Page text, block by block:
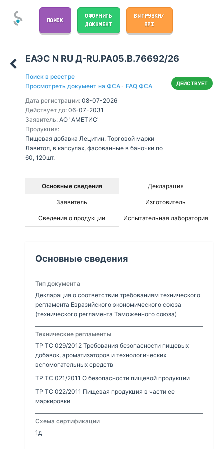
ПОИСК
ОФОРМИТЬ
ДОКУМЕНТ
ВЫГРУЗКА/
API
ЕАЭС N RU Д-RU.РА05.В.76692/26
Поиск в реестре
Просмотреть документ на ФСА · FAQ ФСА
Дата регистрации: 08-07-2026
Действует до: 06-07-2031
Заявитель: АО "АМЕТИС"
Продукция:
Пищевая добавка Лецитин. Торговой марки
Лавитол, в капсулах, фасованные в баночки по
60, 120шт.
ДЕЙСТВУЕТ
Основные сведения Декларация
Заявитель Изготовитель
Сведения о продукции Испытательная лаборатория
Основные сведения
Тип документа
Декларация о соответствии требованиям технического
регламента Евразийского экономического союза
(технического регламента Таможенного союза)
Технические регламенты
ТР ТС 029/2012 Требования безопасности пищевых
добавок, ароматизаторов и технологических
вспомогательных средств
ТР ТС 021/2011 О безопасности пищевой продукции
ТР ТС 022/2011 Пищевая продукция в части ее
маркировки
Схема сертификации
1д